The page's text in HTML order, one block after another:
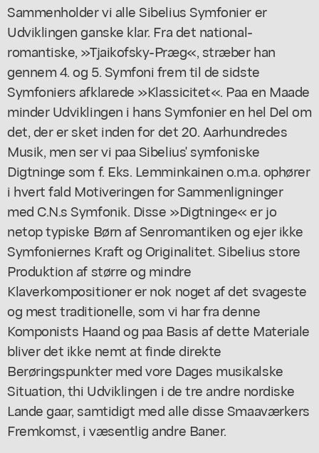
Sammenholder vi alle Sibelius Symfonier er
Udviklingen ganske klar. Fra det national-
romantiske, »Tjaikofsky-Præg«, stræber han
gennem 4. og 5. Symfoni frem til de sidste
Symfoniers afklarede »Klassicitet«. Paa en Maade
minder Udviklingen i hans Symfonier en hel Del om
det, der er sket inden for det 20. Aarhundredes
Musik, men ser vi paa Sibelius' symfoniske
Digtninge som f. Eks. Lemminkainen o.m.a. ophører
i hvert fald Motiveringen for Sammenligninger
med C.N.s Symfonik. Disse »Digtninge« er jo
netop typiske Børn af Senromantiken og ejer ikke
Symfoniernes Kraft og Originalitet. Sibelius store
Produktion af større og mindre
Klaverkompositioner er nok noget af det svageste
og mest traditionelle, som vi har fra denne
Komponists Haand og paa Basis af dette Materiale
bliver det ikke nemt at finde direkte
Berøringspunkter med vore Dages musikalske
Situation, thi Udviklingen i de tre andre nordiske
Lande gaar, samtidigt med alle disse Smaaværkers
Fremkomst, i væsentlig andre Baner.